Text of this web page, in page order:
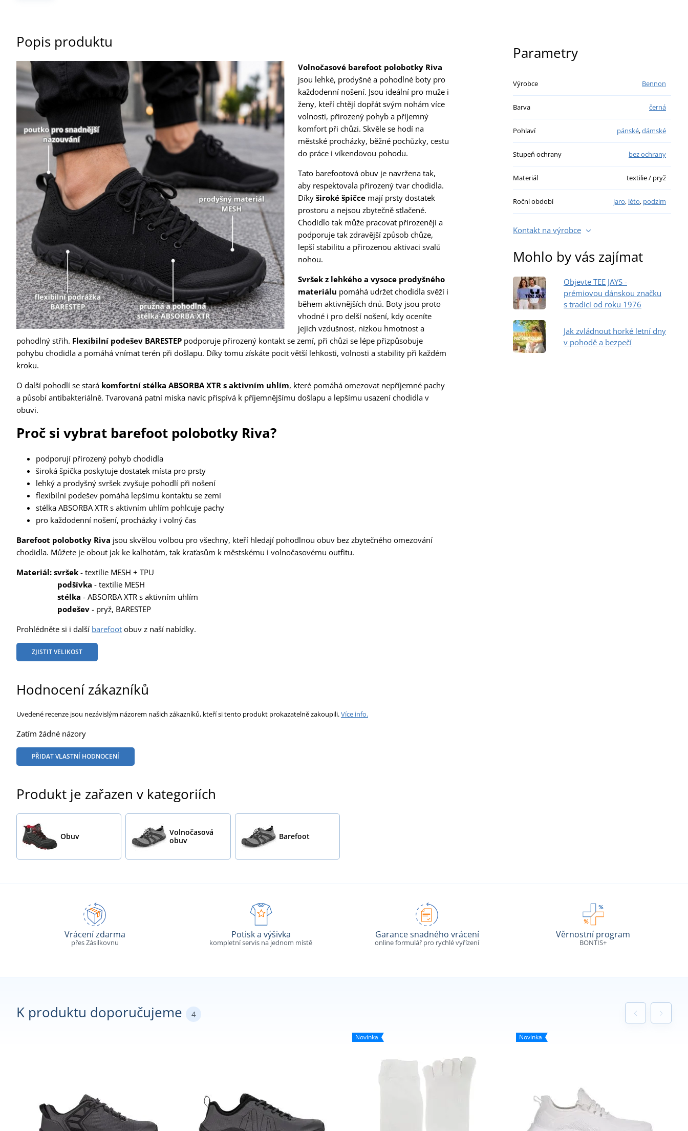
Popis produktu
Volnočasové barefoot polobotky Riva
jsou lehké, prodyšné a pohodlné boty pro
každodenní nošení. Jsou ideální pro muže i
ženy, kteří chtějí dopřát svým nohám více
volnosti, přirozený pohyb a příjemný
komfort při chůzi. Skvěle se hodí na
městské procházky, běžné pochůzky, cestu
do práce i víkendovou pohodu.
Tato barefootová obuv je navržena tak,
aby respektovala přirozený tvar chodidla.
Díky široké špičce mají prsty dostatek
prostoru a nejsou zbytečně stlačené.
Chodidlo tak může pracovat přirozeněji a
podporuje tak zdravější způsob chůze,
lepší stabilitu a přirozenou aktivaci svalů
nohou.
Svršek z lehkého a vysoce prodyšného
materiálu pomáhá udržet chodidla svěží i
během aktivnějších dnů. Boty jsou proto
vhodné i pro delší nošení, kdy oceníte
jejich vzdušnost, nízkou hmotnost a
pohodlný střih. Flexibilní podešev BARESTEP podporuje přirozený kontakt se zemí, při chůzi se lépe přizpůsobuje
pohybu chodidla a pomáhá vnímat terén při došlapu. Díky tomu získáte pocit větší lehkosti, volnosti a stability při každém
kroku.
O další pohodlí se stará komfortní stélka ABSORBA XTR s aktivním uhlím, které pomáhá omezovat nepříjemné pachy
a působí antibakteriálně. Tvarovaná patní miska navíc přispívá k příjemnějšímu došlapu a lepšímu usazení chodidla v
obuvi.
Proč si vybrat barefoot polobotky Riva?
podporují přirozený pohyb chodidla
široká špička poskytuje dostatek místa pro prsty
lehký a prodyšný svršek zvyšuje pohodlí při nošení
flexibilní podešev pomáhá lepšímu kontaktu se zemí
stélka ABSORBA XTR s aktivním uhlím pohlcuje pachy
pro každodenní nošení, procházky i volný čas
Barefoot polobotky Riva jsou skvělou volbou pro všechny, kteří hledají pohodlnou obuv bez zbytečného omezování
chodidla. Můžete je obout jak ke kalhotám, tak kraťasům k městskému i volnočasovému outfitu.
Materiál: svršek - textílie MESH + TPU
podšívka - textilie MESH
stélka - ABSORBA XTR s aktivním uhlím
podešev - pryž, BARESTEP
Prohlédněte si i další barefoot obuv z naší nabídky.
ZJISTIT VELIKOST
Hodnocení zákazníků
Uvedené recenze jsou nezávislým názorem našich zákazníků, kteří si tento produkt prokazatelně zakoupili.Více info.
Zatím žádné názory
PŘIDAT VLASTNÍ HODNOCENÍ
Produkt je zařazen v kategoriích
Obuv
Volnočasová
obuv
Barefoot
Parametry
Výrobce Bennon
Barva černá
Pohlaví pánské,dámské
Stupeň ochrany bez ochrany
Materiál textilie / pryž
Roční období jaro, léto, podzim
Kontakt na výrobce
Mohlo by vás zajímat
Objevte TEE JAYS -
prémiovou dánskou značku
s tradicí od roku 1976
Jak zvládnout horké letní dny
v pohodě a bezpečí
Vrácení zdarma
přes Zásilkovnu
Potisk a výšivka
kompletní servis na jednom místě
Garance snadného vrácení
online formulář pro rychlé vyřízení
Věrnostní program
BONTIS+
K produktu doporučujeme 4
Novinka Novinka